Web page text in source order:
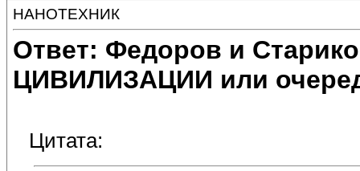
НАНОТЕХНИК
Ответ: Федоров и
ЦИВИЛИЗАЦИИ или
Цитата: